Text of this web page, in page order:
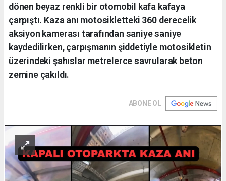
dönen beyaz renkli bir otomobil kafa kafaya
çarpıştı. Kaza anı motosikletteki 360 derecelik
aksiyon kamerası tarafından saniye saniye
kaydedilirken, çarpışmanın şiddetiyle motosikletin
üzerindeki şahıslar metrelerce savrularak beton
zemine çakıldı.
ABONE OL